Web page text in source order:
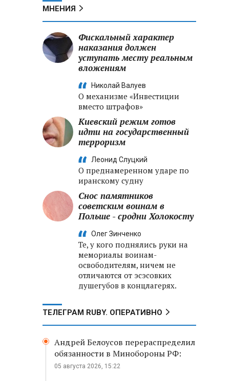
крупные кадровые
Минобороны РФ: новые
военно-строительные
подразделения будут возводить
стране
МНЕНИЯ
Фискальный характер
наказания должен
уступать месту реальным
вложениям
Николай Валуев
О механизме «Инвестиции
вместо штрафов»
Киевский режим готов
идти на государственный
терроризм
Леонид Слуцкий
О преднамеренном ударе по
иранскому судну
Снос памятников
советским воинам в
Польше - сродни Холокосту
Олег Зинченко
Те, у кого поднялись руки на
мемориалы воинам-
освободителям, ничем не
отличаются от эсэсовких
душегубов в концлагерях.
ТЕЛЕГРАМ RUBY. ОПЕРАТИВНО
Андрей Белоусов перераспределил
обязанности в Минобороны РФ:
05 августа 2026, 15:22